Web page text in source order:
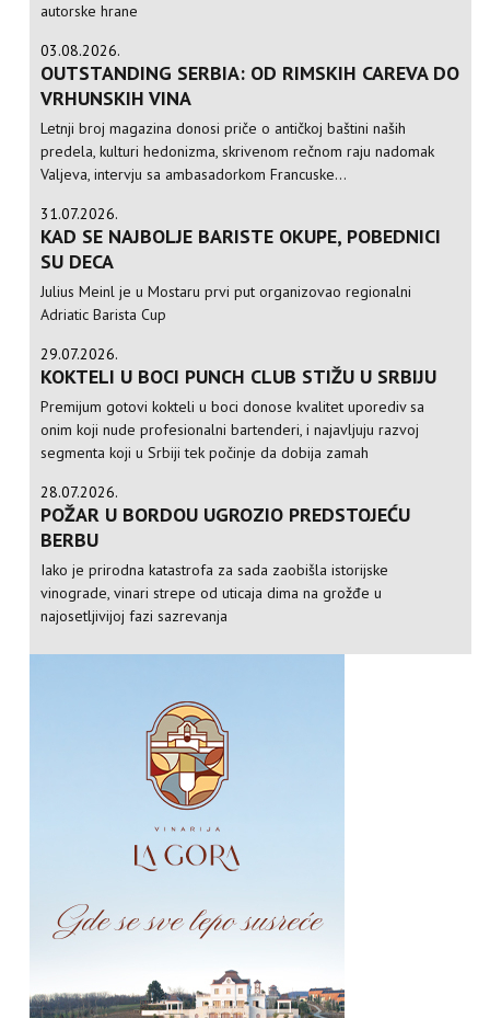
autorske hrane
03.08.2026.
OUTSTANDING SERBIA: OD RIMSKIH CAREVA DO
VRHUNSKIH VINA
Letnji broj magazina donosi priče o antičkoj baštini naših
predela, kulturi hedonizma, skrivenom rečnom raju nadomak
Valjeva, intervju sa ambasadorkom Francuske...
31.07.2026.
KAD SE NAJBOLJE BARISTE OKUPE, POBEDNICI
SU DECA
Julius Meinl je u Mostaru prvi put organizovao regionalni
Adriatic Barista Cup
29.07.2026.
KOKTELI U BOCI PUNCH CLUB STIŽU U SRBIJU
Premijum gotovi kokteli u boci donose kvalitet uporediv sa
onim koji nude profesionalni bartenderi, i najavljuju razvoj
segmenta koji u Srbiji tek počinje da dobija zamah
28.07.2026.
POŽAR U BORDOU UGROZIO PREDSTOJEĆU
BERBU
Iako je prirodna katastrofa za sada zaobišla istorijske
vinograde, vinari strepe od uticaja dima na grožđe u
najosetljivijoj fazi sazrevanja